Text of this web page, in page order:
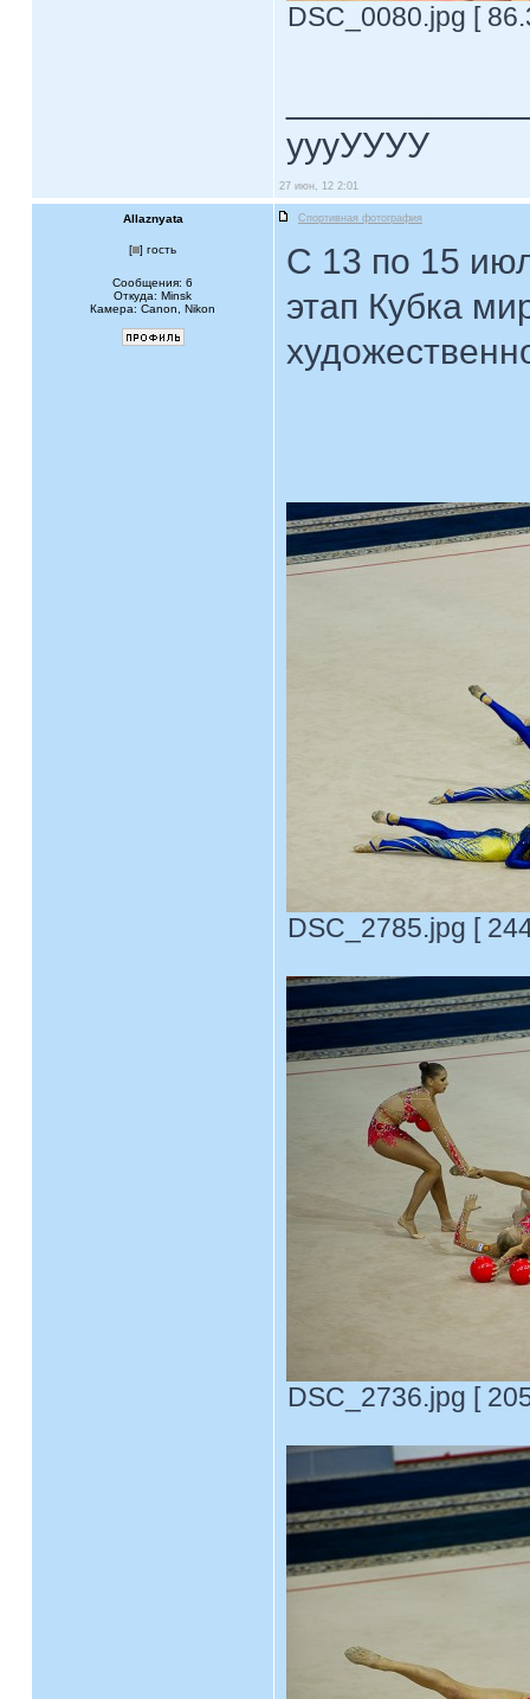
DSC_0080.jpg [
уууУУУУ
27 июн, 12 2:01
Allaznyata Спортивная фотография
[ ] гость
Сообщения: 6
Откуда: Minsk
Камера: Canon, Nikon
С 13 по 15
этап Кубка
DSC_2785.jpg [
DSC_2736.jpg [